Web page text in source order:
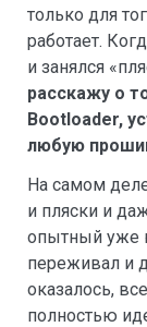
только для
работает.
и занялся
расскажу о
Bootloader,
любую
На самом
и пляски и
опытный уже
переживал и
оказалось,
полностью